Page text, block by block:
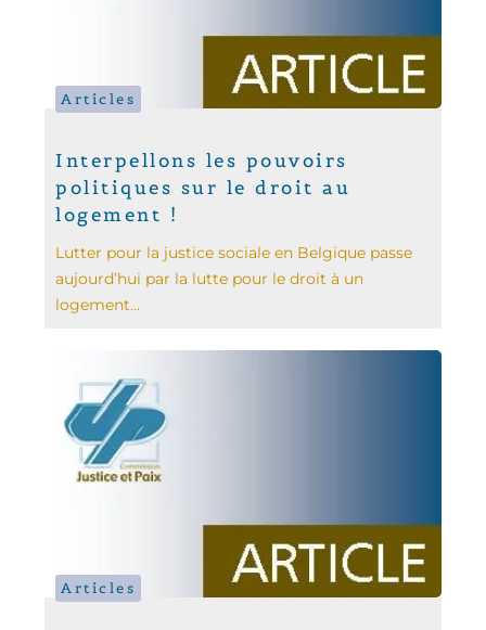
Articles
Interpellons les pouvoirs
politiques sur le droit au
logement !
Lutter pour la justice sociale en Belgique passe
aujourd’hui par la lutte pour le droit à un
logement...
Articles